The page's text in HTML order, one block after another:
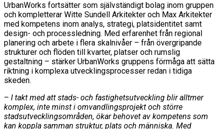
UrbanWorks fortsätter som självständigt bolag inom gruppen
och kompletterar Witte Sundell Arkitekter och Max Arkitekter
med kompetens inom analys, strategi, platsidentitet samt
design- och processledning. Med erfarenhet från regional
planering och arbete i flera skalnivåer – från övergripande
strukturer och flöden till kvarter, platser och rumslig
gestaltning – stärker UrbanWorks gruppens förmåga att sätta
riktning i komplexa utvecklingsprocesser redan i tidiga
skeden.
– I takt med att stads- och fastighetsutveckling blir alltmer
komplex, inte minst i omvandlingsprojekt och större
stadsutvecklingsområden, ökar behovet av kompetens som
kan koppla samman struktur, plats och människa. Med